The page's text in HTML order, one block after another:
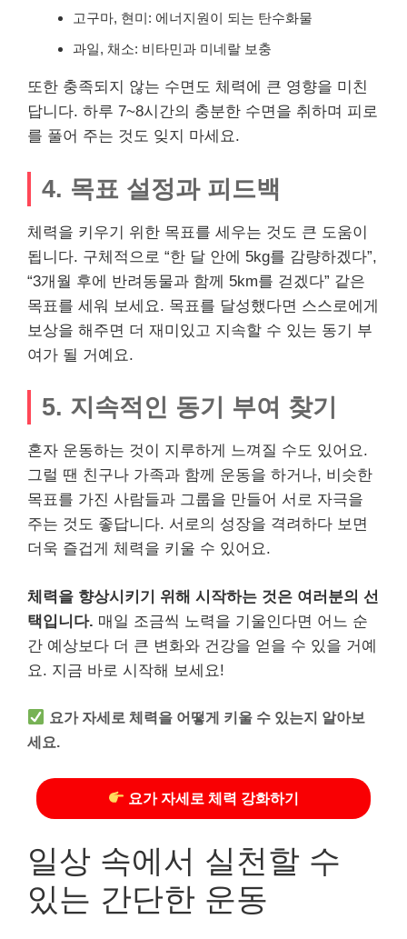
고구마, 현미: 에너지원이 되는 탄수화물
과일, 채소: 비타민과 미네랄 보충
또한 충족되지 않는 수면도 체력에 큰 영향을 미친
답니다. 하루 7~8시간의 충분한 수면을 취하며 피로
를 풀어 주는 것도 잊지 마세요.
4. 목표 설정과 피드백
체력을 키우기 위한 목표를 세우는 것도 큰 도움이
됩니다. 구체적으로 “한 달 안에 5kg를 감량하겠다”,
“3개월 후에 반려동물과 함께 5km를 걷겠다” 같은
목표를 세워 보세요. 목표를 달성했다면 스스로에게
보상을 해주면 더 재미있고 지속할 수 있는 동기 부
여가 될 거예요.
5. 지속적인 동기 부여 찾기
혼자 운동하는 것이 지루하게 느껴질 수도 있어요.
그럴 땐 친구나 가족과 함께 운동을 하거나, 비슷한
목표를 가진 사람들과 그룹을 만들어 서로 자극을
주는 것도 좋답니다. 서로의 성장을 격려하다 보면
더욱 즐겁게 체력을 키울 수 있어요.
체력을 향상시키기 위해 시작하는 것은 여러분의 선
택입니다. 매일 조금씩 노력을 기울인다면 어느 순
간 예상보다 더 큰 변화와 건강을 얻을 수 있을 거예
요. 지금 바로 시작해 보세요!
요가 자세로 체력을 어떻게 키울 수 있는지 알아보
세요.
요가 자세로 체력 강화하기
일상 속에서 실천할 수
있는 간단한 운동